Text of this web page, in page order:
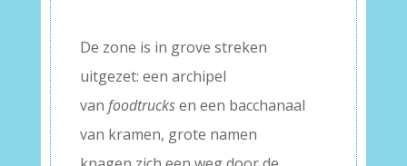
De zone is in grove streken
uitgezet: een archipel
van foodtrucksen een bacchanaal
van kramen, grote namen